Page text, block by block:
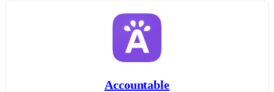
Accountable